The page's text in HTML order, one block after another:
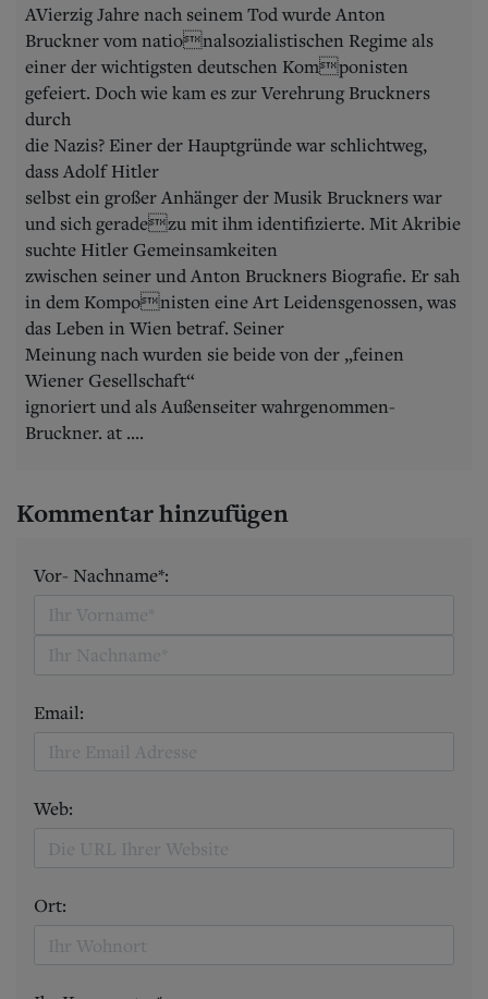
AVierzig Jahre nach seinem Tod wurde Anton
Bruckner vom nationalsozialistischen Regime als
einer der wichtigsten deutschen Komponisten
gefeiert. Doch wie kam es zur Verehrung Bruckners
durch
die Nazis? Einer der Hauptgründe war schlichtweg,
dass Adolf Hitler
selbst ein großer Anhänger der Musik Bruckners war
und sich geradezu mit ihm identifizierte. Mit Akribie
suchte Hitler Gemeinsamkeiten
zwischen seiner und Anton Bruckners Biografie. Er sah
in dem Komponisten eine Art Leidensgenossen, was
das Leben in Wien betraf. Seiner
Meinung nach wurden sie beide von der „feinen
Wiener Gesellschaft“
ignoriert und als Außenseiter wahrgenommen-
Bruckner. at ....
Kommentar hinzufügen
Vor- Nachname*:
Email:
Web:
Ort: